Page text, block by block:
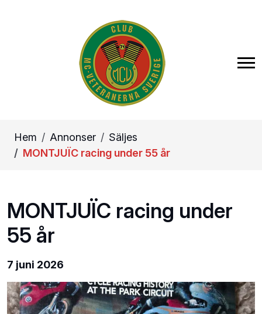
Hem Annonser
Säljes
MONTJUÏC racing under 55 år
MONTJUÏC racing under
55 år
7 juni 2026